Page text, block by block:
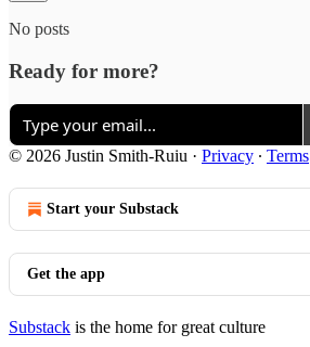
No posts
Ready for more?
© 2026 Justin Smith-Ruiu · Privacy ∙ Terms
Start your Substack
Get the app
Substack is the home for great culture